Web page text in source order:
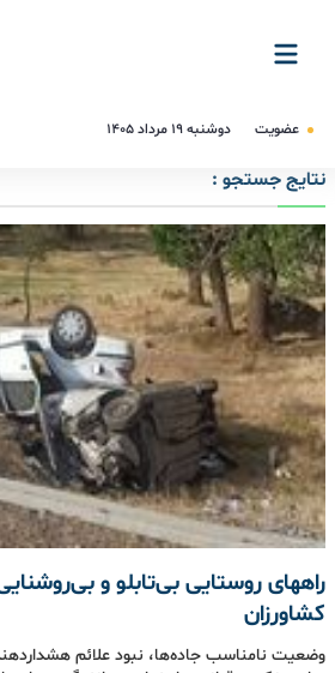
عضویت دوشنبه ۱۹ مرداد ۱۴۰۵
نتایج جستجو :
راههای روستایی بی‌تابلو و
کشاورزان
وضعیت نامناسب جاده‌ها، نبود علائم